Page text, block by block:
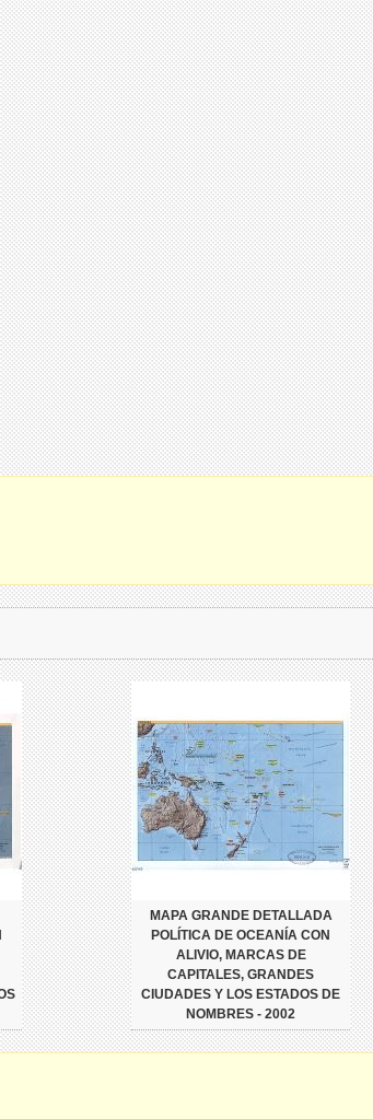
MAPA GRANDE DETALLADA
POLÍTICA DE OCEANÍA CON
ALIVIO, MARCAS DE
CAPITALES, GRANDES
CIUDADES Y LOS ESTADOS DE
NOMBRES - 2002